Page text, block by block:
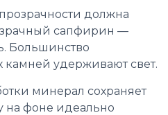
должна
сапфирин —
Большинство
камней удерживают свет.
минерал сохраняет
на фоне идеально